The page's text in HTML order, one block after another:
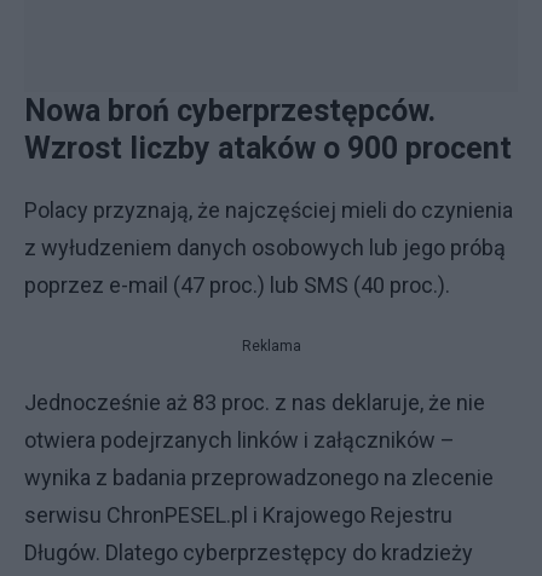
Nowa broń cyberprzestępców.
Wzrost liczby ataków o 900 procent
Polacy przyznają, że najczęściej mieli do czynienia
z wyłudzeniem danych osobowych lub jego próbą
poprzez e-mail (47 proc.) lub SMS (40 proc.).
Reklama
Jednocześnie aż 83 proc. z nas deklaruje, że nie
otwiera podejrzanych linków i załączników –
wynika z badania przeprowadzonego na zlecenie
serwisu ChronPESEL.pl i Krajowego Rejestru
Długów. Dlatego cyberprzestępcy do kradzieży